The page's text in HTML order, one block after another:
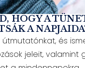
rendszeresen
az ovis
HOGY A
A
útmutatónkat, és
jeleit, valamint